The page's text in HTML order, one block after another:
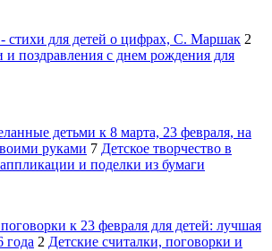
стихи для детей о цифрах, С. Маршак 2
и поздравления с днем рождения для
детьми к 8 марта, 23 февраля, на
руками 7 Детское творчество в
и поделки из бумаги
к 23 февраля для детей: лучшая
года 2 Детские считалки, поговорки и